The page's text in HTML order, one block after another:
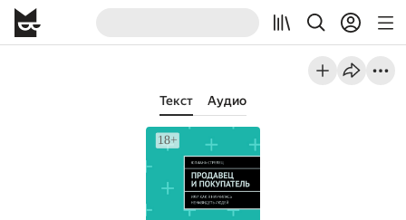
Текст Аудио